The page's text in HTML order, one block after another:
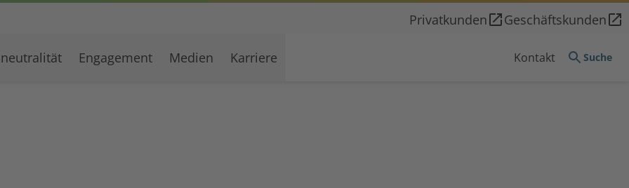
Privatkunden Geschäftskunden
Engagement Medien Karriere Kontakt Suche